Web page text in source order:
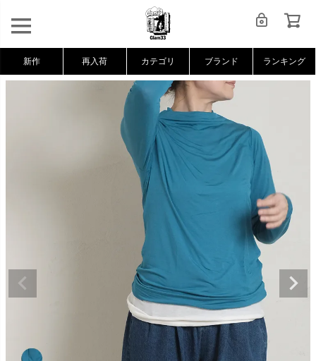
新作 再入荷 カテゴリ ブランド ランキング